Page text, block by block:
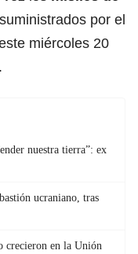
suministrados por el
miércoles 20
nuestra tierra”: ex
ucraniano, tras
crecieron en la Unión